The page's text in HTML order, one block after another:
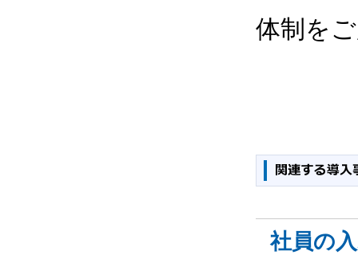
体制を
社員の